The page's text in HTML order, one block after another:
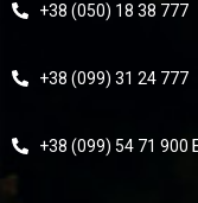
+38 (050) 18 38 777
+38 (099) 31 24 777
+38 (099) 54 71 900